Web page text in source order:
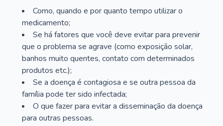
Como, quando e por quanto tempo utilizar o
medicamento;
Se há fatores que você deve evitar para prevenir
que o problema se agrave (como exposição solar,
banhos muito quentes, contato com determinados
produtos etc.);
Se a doença é contagiosa e se outra pessoa da
família pode ter sido infectada;
O que fazer para evitar a disseminação da doença
para outras pessoas.